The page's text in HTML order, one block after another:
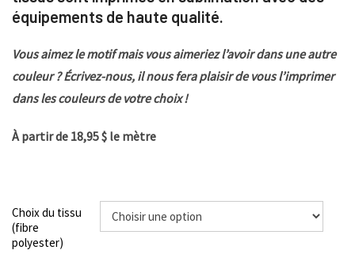
équipements de haute qualité.
Vous aimez le motif mais vous aimeriez l’avoir dans une autre
couleur ? Écrivez-nous, il nous fera plaisir de vous l’imprimer
dans les couleurs de votre choix !
À partir de 18,95 $ le mètre
Choix du tissu
(fibre
polyester)